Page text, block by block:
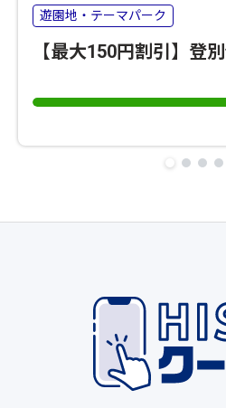
遊園地・テーマパーク
【最大150円割引】登